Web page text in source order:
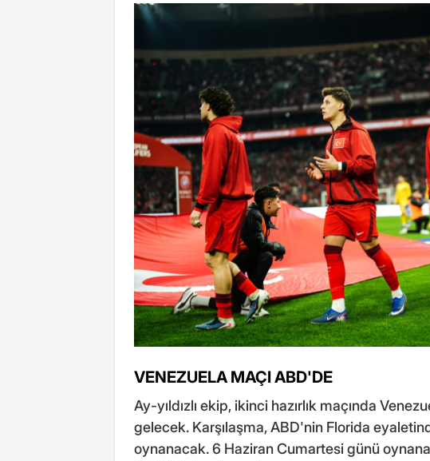
VENEZUELA MAÇI ABD'DE
Ay-yıldızlı ekip, ikinci hazırlık maçında
gelecek. Karşılaşma, ABD'nin Florida
oynanacak. 6 Haziran Cumartesi günü